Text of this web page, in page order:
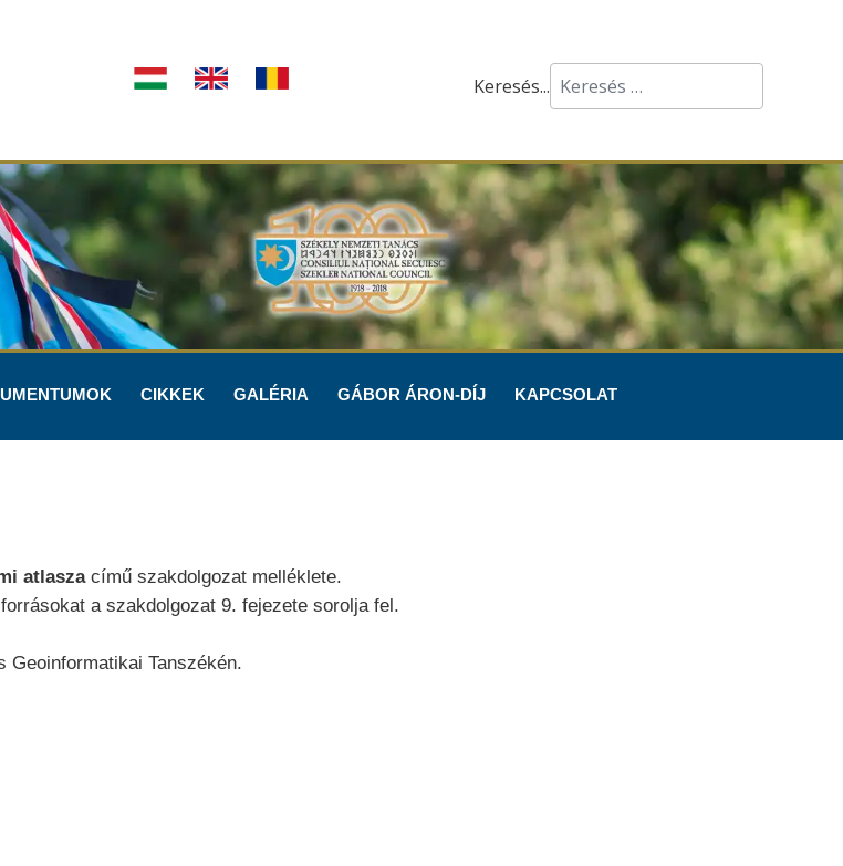
Keresés...
CIKKEK GALÉRIA GÁBOR ÁRON-DÍJ KAPCSOLAT
atlaszacímű szakdolgozat melléklete.
a szakdolgozat 9. fejezete sorolja fel.
Geoinformatikai Tanszékén.